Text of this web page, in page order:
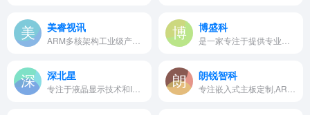
美睿视讯 博盛科
深北星 朗锐智科